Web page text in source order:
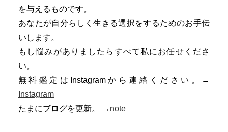
を与えるものです。
あなたが自分らしく生きる選択をするためのお手伝
いします。
もし悩みがありましたらすべて私にお任せくださ
い。
無料鑑定はInstagramから連絡ください。→
Instagram
たまにブログを更新。 → note